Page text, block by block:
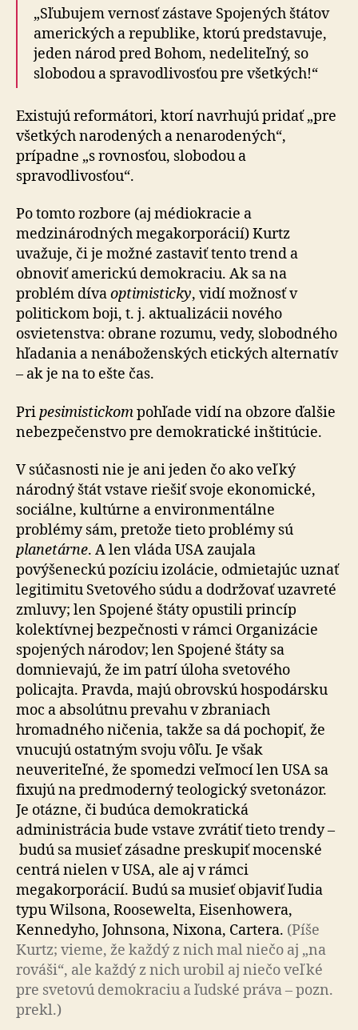
„Sľubujem vernosť zástave Spojených štátov
ame­ric­kých a re­pub­li­ke, ktorú predstavuje,
jeden národ pred Bohom, nedeliteľný, so
slobodou a spravodlivosťou pre všetkých!“
Existujú reformátori, ktorí navrhujú pridať „pre
všetkých narodených a nenarodených“,
prípadne „s rovnosťou, slobodou a
spravodlivosťou“.
Po tomto rozbore (aj médiokracie a
medzinárodných megakorporácií) Kurtz
uvažuje, či je možné zastaviť tento trend a
obnoviť americkú demokraciu. Ak sa na
problém dívaoptimisticky, vidí možnosť v
politickom boji, t. j. aktualizácii nového
osvietenstva: obrane rozumu, vedy, slobodného
hľadania a nenáboženských etických al­ter­na­tív
– ak je na to ešte čas.
Pripesimistickompohľade vidí na obzore ďalšie
ne­bez­pe­čen­stvo pre demokratické inštitúcie.
V súčasnosti nie je ani jeden čo ako veľký
národný štát vstave riešiť svoje ekonomické,
sociálne, kultúrne a environmentálne
problémy sám, pretože tieto problémy sú
planetárne. A len vláda USA zaujala
povýšeneckú pozíciu izolácie, odmietajúc uznať
legitimitu Svetového súdu a dodržovať uzavreté
zmluvy; len Spojené štáty opustili princíp
kolektívnej bezpečnosti v rámci Organizácie
spojených národov; len Spojené štáty sa
domnievajú, že im patrí úloha svetového
policajta. Pravda, majú obrovskú hospodársku
moc a absolútnu prevahu v zbraniach
hromadného ničenia, takže sa dá pochopiť, že
vnucujú ostatným svoju vôľu. Je však
neuveriteľné, že spomedzi veľmocí len USA sa
fixujú na predmoderný teologický svetonázor.
Je otázne, či budúca demokratická
administrácia bude vstave zvrátiť tieto trendy –
budú sa musieť zásadne preskupiť mocenské
centrá nielen v USA, ale aj v rámci
megakorporácií. Budú sa musieť objaviť ľudia
typu Wilsona, Roosewelta, Eisenhowera,
Kennedyho, Johnsona, Nixona, Cartera. (Píše
Kurtz; vieme, že každý z nich mal niečo aj „na
rováši“, ale každý z nich urobil aj niečo veľké
pre svetovú demokraciu a ľudské práva – pozn.
prekl.)